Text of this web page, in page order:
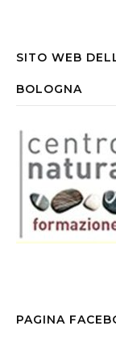
SITO WEB
BOLOGNA
PAGINA